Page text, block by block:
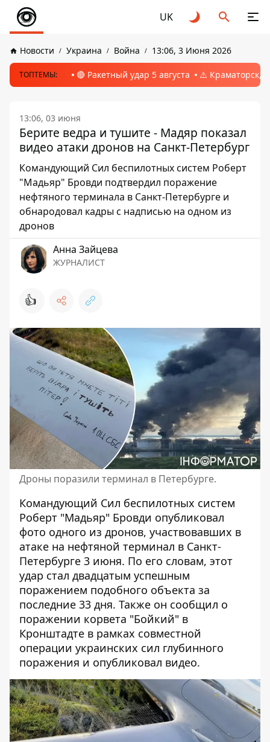
UK
Новости Украина Война 13:06, 3 Июня 2026
ТОПТЕМЫ: 🔴 Ракетный удар 5 августа ⚠️ Краматорск,
13:06, 03 июня
Берите ведра и тушите - Мадяр показал
видео атаки дронов на Санкт-Петербург
Командующий Сил беспилотных систем Роберт
"Мадьяр" Бровди подтвердил поражение
нефтяного терминала в Санкт-Петербурге и
обнародовал кадры с надписью на одном из
дронов
Анна Зайцева
ЖУРНАЛИСТ
👍
Дроны поразили терминал в Петербурге.
Командующий Сил беспилотных систем
Роберт "Мадьяр" Бровди опубликовал
фото одного из дронов, участвовавших в
атаке на нефтяной терминал в Санкт-
Петербурге 3 июня. По его словам, этот
удар стал двадцатым успешным
поражением подобного объекта за
последние 33 дня. Также он сообщил о
поражении корвета "Бойкий" в
Кронштадте в рамках совместной
операции украинских сил глубинного
поражения и опубликовал видео.